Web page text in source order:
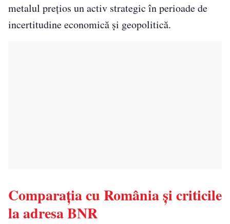
metalul prețios un activ strategic în perioade de
incertitudine economică și geopolitică.
Comparația cu România și criticile
la adresa BNR